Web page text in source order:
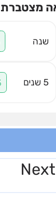
מצטברת
שנה
5 שנים